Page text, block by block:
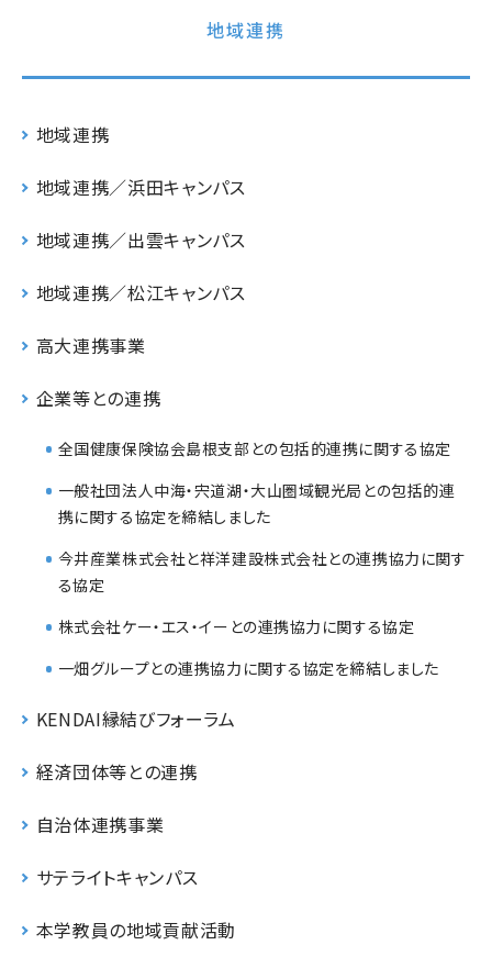
地域連携
地域連携
地域連携／浜田キャンパス
地域連携／出雲キャンパス
地域連携／松江キャンパス
高大連携事業
企業等との連携
全国健康保険協会島根支部との包括的連携に関する協定
一般社団法人中海・宍道湖・大山圏域観光局との包括的連
携に関する協定を締結しました
今井産業株式会社と祥洋建設株式会社との連携協力に関す
る協定
株式会社ケー・エス・イーとの連携協力に関する協定
一畑グループとの連携協力に関する協定を締結しました
KENDAI縁結びフォーラム
経済団体等との連携
自治体連携事業
サテライトキャンパス
本学教員の地域貢献活動